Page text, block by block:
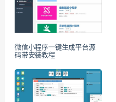
微信小程序一键生成平台源
码带安装教程